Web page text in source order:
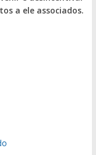
a ele associados.